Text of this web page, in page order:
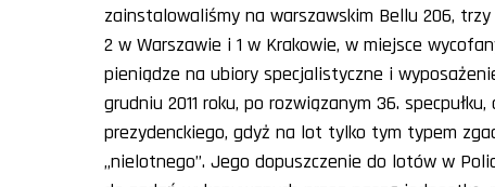
zainstalowaliśmy na warszawskim Bellu 206,
2 w Warszawie i 1 w Krakowie, w miejsce
pieniądze na ubiory specjalistyczne i
grudniu 2011 roku, po rozwiązanym 36.
prezydenckiego, gdyż na lot tylko tym typem
„nielotnego”. Jego dopuszczenie do lotów w